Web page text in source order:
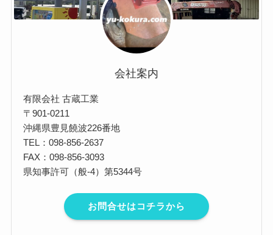
会社案内
有限会社 古蔵工業
〒901-0211
沖縄県豊見饒波226番地
TEL：098-856-2637
FAX：098-856-3093
県知事許可（般-4）第5344号
お問合せはコチラから